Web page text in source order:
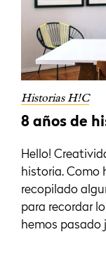
Historias H!C
8 años de
Hello!
historia. Como
recopilado
para recordar
hemos pasado